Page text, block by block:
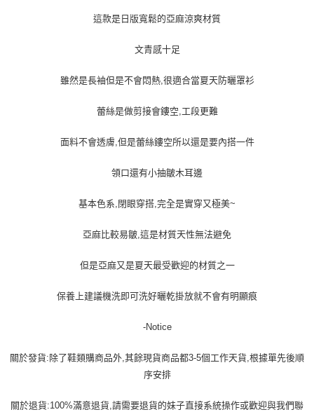
這款是日版寬鬆的亞麻涼爽材質
文青感十足
雖然是長袖但是不會悶熱,很適合當夏天防曬罩衫
蕾絲是做剪接會鏤空,工段更難
面料不會透膚,但是蕾絲鏤空所以還是要內搭一件
領口還有小抽皺木耳邊
基本色系,閉眼穿搭,完全是實穿又極美~
亞麻比較易皺,這是材質天性無法避免
但是亞麻又是夏天最受歡迎的材質之一
保養上建議機洗即可洗好曬乾掛放就不會有明顯痕
-Notice
關於發貨:除了鞋類購商品外,其餘現貨商品都3-5個工作天貨,根據單先後順
序安排
關於退貨:100%滿意退貨,請需要退貨的妹子直接系統操作或歡迎與我們聯